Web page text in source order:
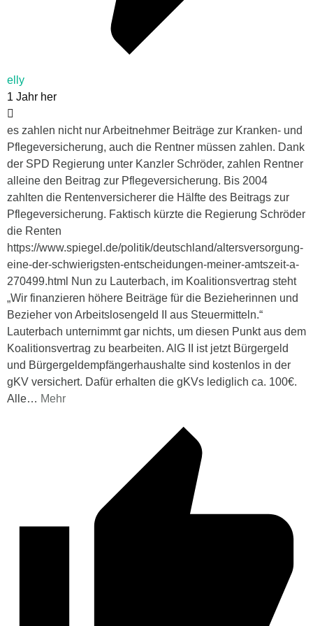
elly
1 Jahr her
es zahlen nicht nur Arbeitnehmer Beiträge zur Kranken- und
Pflegeversicherung, auch die Rentner müssen zahlen. Dank
der SPD Regierung unter Kanzler Schröder, zahlen Rentner
alleine den Beitrag zur Pflegeversicherung. Bis 2004
zahlten die Rentenversicherer die Hälfte des Beitrags zur
Pflegeversicherung. Faktisch kürzte die Regierung Schröder
die Renten
https://www.spiegel.de/politik/deutschland/altersversorgung-
eine-der-schwierigsten-entscheidungen-meiner-amtszeit-a-
270499.html Nun zu Lauterbach, im Koalitionsvertrag steht
„Wir finanzieren höhere Beiträge für die Bezieherinnen und
Bezieher von Arbeitslosengeld II aus Steuermitteln.“
Lauterbach unternimmt gar nichts, um diesen Punkt aus dem
Koalitionsvertrag zu bearbeiten. AlG II ist jetzt Bürgergeld
und Bürgergeldempfängerhaushalte sind kostenlos in der
gKV versichert. Dafür erhalten die gKVs lediglich ca. 100€.
Alle… Mehr